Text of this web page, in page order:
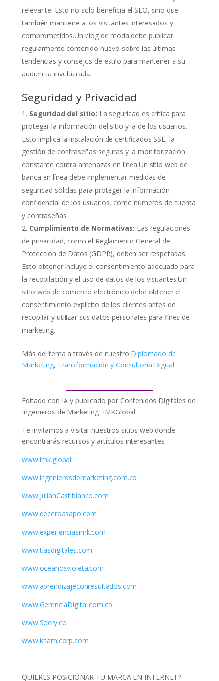
relevante. Esto no solo beneficia el SEO, sino que
también mantiene a los visitantes interesados ​​y
comprometidos.Un blog de moda debe publicar
regularmente contenido nuevo sobre las últimas
tendencias y consejos de estilo para mantener a su
audiencia involucrada.
Seguridad y Privacidad
Seguridad del sitio: La seguridad es crítica para
proteger la información del sitio y la de los usuarios.
Esto implica la instalación de certificados SSL, la
gestión de contraseñas seguras y la monitorización
constante contra amenazas en línea.Un sitio web de
banca en línea debe implementar medidas de
seguridad sólidas para proteger la información
confidencial de los usuarios, como números de cuenta
y contraseñas.
Cumplimiento de Normativas: Las regulaciones
de privacidad, como el Reglamento General de
Protección de Datos (GDPR), deben ser respetadas.
Esto obtener incluye el consentimiento adecuado para
la recopilación y el uso de datos de los visitantes.Un
sitio web de comercio electrónico debe obtener el
consentimiento explícito de los clientes antes de
recopilar y utilizar sus datos personales para fines de
marketing.
Más del tema a través de nuestro Diplomado de
Marketing, Transformación y Consultoría Digital
Editado con IA y publicado por Contenidos Digitales de
Ingenieros de Marketing IMKGlobal
Te invitamos a visitar nuestros sitios web donde
encontrarás recursos y artículos interesantes
www.imk.global
www.ingenierosdemarketing.com.co
www.JulianCastiblanco.com
www.deceroasapo.com
www.experienciasimk.com
www.tiasdigitales.com
www.oceanosvioleta.com
www.aprendizajeconresultados.com
www.GerenciaDigital.com.co
www.Socry.co
www.khamicorp.com
QUIERES POSICIONAR TU MARCA EN INTERNET?